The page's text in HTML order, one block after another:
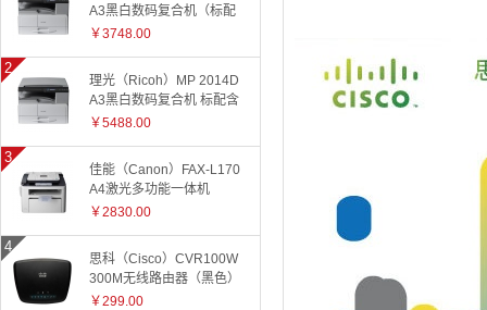
A3黑白数码复合机（标配
有线网络+国产工作台）
￥3748.00
理光（Ricoh）MP 2014D
A3黑白数码复合机 标配含
盖板
￥5488.00
佳能（Canon）FAX-L170
A4激光多功能一体机
￥2830.00
思科（Cisco）CVR100W
300M无线路由器（黑色）
￥299.00